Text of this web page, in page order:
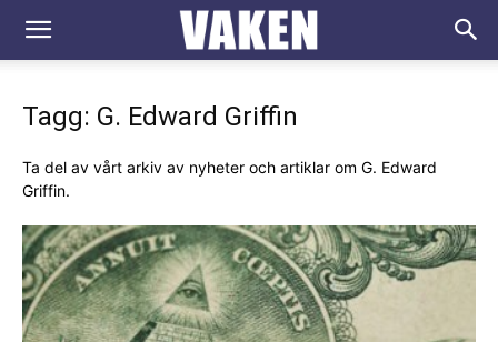
VAKEN.se
Tagg: G. Edward Griffin
Ta del av vårt arkiv av nyheter och artiklar om G. Edward
Griffin.